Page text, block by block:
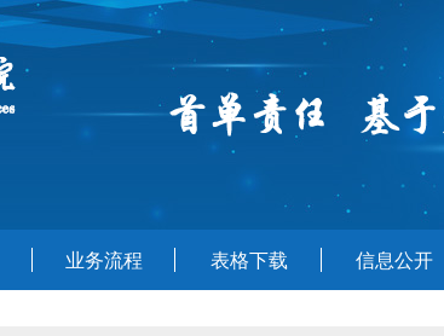
业务流程 表格下载 信息公开